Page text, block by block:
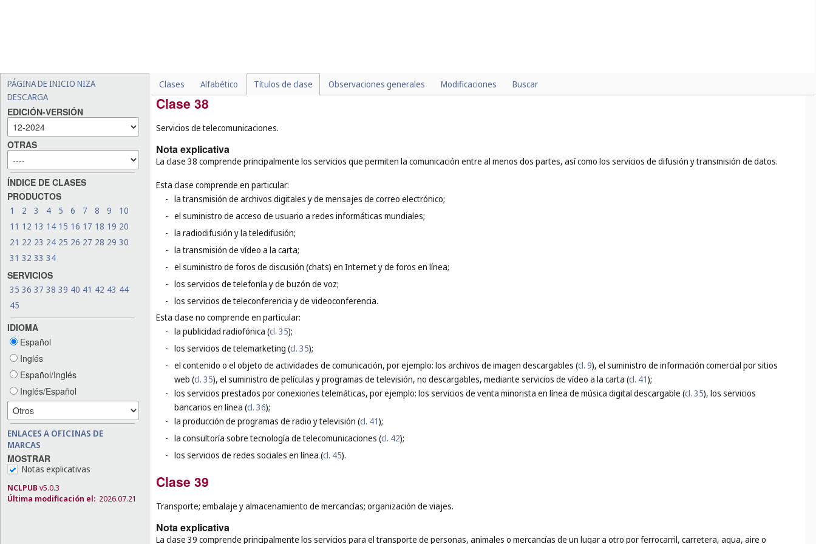
PÁGINA DE INICIO NIZA
DESCARGA
EDICIÓN-VERSIÓN
OTRAS
ÍNDICE DE CLASES
PRODUCTOS
1 2 3 4 5 6 7 8 9
10
11 12 13 14 15 16 17 18 19 20
21 22 23 24 25 26 27 28 29 30
31 32 33 34
SERVICIOS
35 36 37 38 39 40 41 42 43 44
45
IDIOMA
Español
Inglés
Español/Inglés
Inglés/Español
ENLACES A OFICINAS DE
MARCAS
MOSTRAR
Notas explicativas
NCLPUB v5.0.3
Última modificación el: 2026.07.21
Clases Alfabético Títulos de clase Observaciones generales Modificaciones Buscar
el trazado de planos para la construcción y los servicios de arquitectura (
Clase 38
Servicios de telecomunicaciones.
Nota explicativa
La clase 38 comprende principalmente los servicios que permiten la comunicación entre al menos dos partes, así como los servicios de difusión y transmisión de datos.
Esta clase comprende en particular:
- la transmisión de archivos digitales y de mensajes de correo electrónico;
- el suministro de acceso de usuario a redes informáticas mundiales;
- la radiodifusión y la teledifusión;
- la transmisión de vídeo a la carta;
- el suministro de foros de discusión (chats) en Internet y de foros en línea;
- los servicios de telefonía y de buzón de voz;
- los servicios de teleconferencia y de videoconferencia.
Esta clase no comprende en particular:
- la publicidad radiofónica (cl. 35);
- los servicios de telemarketing (cl. 35);
- el contenido o el objeto de actividades de comunicación, por ejemplo: los archivos de imagen descargables (cl. 9), el suministro de información comercial por sitios
web (cl. 35), el suministro de películas y programas de televisión, no descargables, mediante servicios de vídeo a la carta (cl. 41);
- los servicios prestados por conexiones telemáticas, por ejemplo: los servicios de venta minorista en línea de música digital descargable (cl. 35), los servicios
bancarios en línea (cl. 36);
- la producción de programas de radio y televisión (cl. 41);
- la consultoría sobre tecnología de telecomunicaciones (cl. 42);
- los servicios de redes sociales en línea (cl. 45).
Clase 39
Transporte; embalaje y almacenamiento de mercancías; organización de viajes.
Nota explicativa
La clase 39 comprende principalmente los servicios para el transporte de personas, animales o mercancías de un lugar a otro por ferrocarril, carretera, agua, aire o